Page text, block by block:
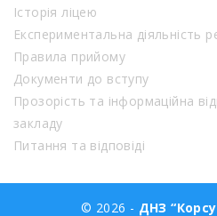
Історія ліцею
Експериментальна діяльність
Правила прийому
Документи до вступу
Прозорість та інформаційна
закладу
Питання та відповіді
© 2026 - ДНЗ